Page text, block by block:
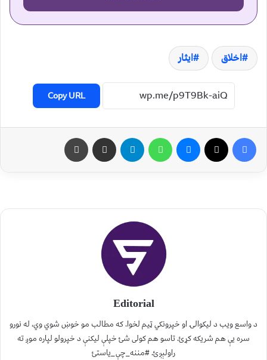
اخلاق ایثار
Copy URL
Editorial
د واسع ویب د لیکوالۍ او خپرونکي ټیم لخوا. که مطالب مو خوښ شوي وي، له نورو
سره یې هم شریکه کړئ. تاسو هم کولی شئ خپلې لیکنې د خپرولو لپاره موږ ته
راولېږئ. #مننه_چې_یاستئ